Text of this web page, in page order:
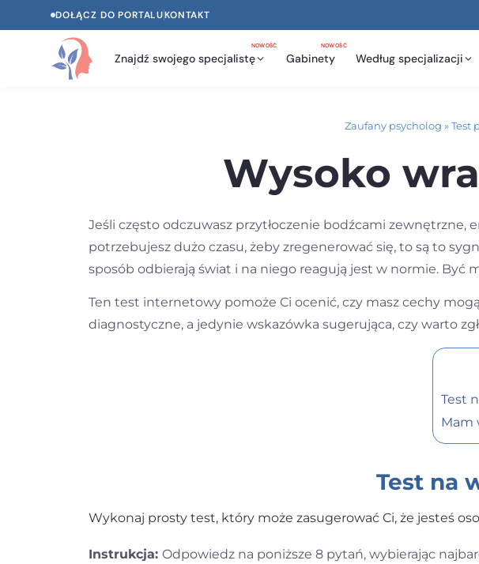
DOŁĄCZ DO PORTALUKONTAKT
Znajdź swojego specjalistę
NOWOŚĆ
Gabinety
NOWOŚĆ
Według specjalizacji
Zaufany psycholog » Test
Wysoko
Jeśli często odczuwasz przytłoczenie bodźcami zewnętrzne,
potrzebujesz dużo czasu, żeby zregenerować się, to są to
sposób odbierają świat i na niego reagują jest w normie. Być
Ten test internetowy pomoże Ci ocenić, czy masz cechy
diagnostyczne, a jedynie wskazówka sugerująca, czy warto
Test
Mam
Test na
Wykonaj prosty test, który może zasugerować Ci, że jesteś
Instrukcja: Odpowiedz na poniższe 8 pytań, wybierając